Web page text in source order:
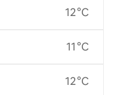
12 °C
11 °C
12 °C